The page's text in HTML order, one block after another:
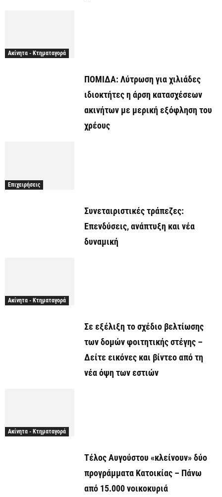
Ακίνητα - Κτηματαγορά
ΠΟΜΙΔΑ: Λύτρωση για χιλιάδες
ιδιοκτήτες η άρση κατασχέσεων
ακινήτων με μερική εξόφληση του
χρέους
Επιχειρήσεις
Συνεταιριστικές τράπεζες:
Επενδύσεις, ανάπτυξη και νέα
δυναμική
Ακίνητα - Κτηματαγορά
Σε εξέλιξη το σχέδιο βελτίωσης
των δομών φοιτητικής στέγης –
Δείτε εικόνες και βίντεο από τη
νέα όψη των εστιών
Ακίνητα - Κτηματαγορά
Τέλος Αυγούστου «κλείνουν» δύο
προγράμματα Κατοικίας – Πάνω
από 15.000 νοικοκυριά